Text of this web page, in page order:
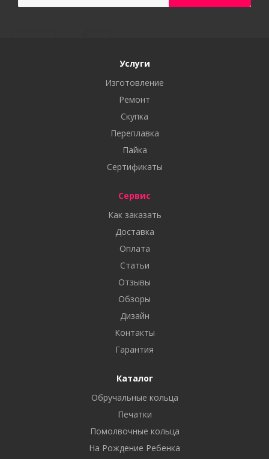
Услуги
Изготовление
Ремонт
Скупка
Переплавка
Пайка
Сертификаты
Сервис
Как заказать
Доставка
Оплата
Статьи
Отзывы
Обзоры
Дизайн
Контакты
Гарантия
Каталог
Обручальные кольца
Печатки
Помолвочные кольца
На Рождение Ребенка